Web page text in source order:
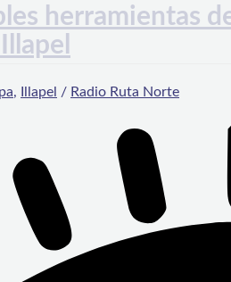
herramientas
, Illapel / Radio Ruta Norte